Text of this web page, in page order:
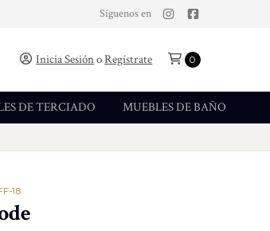
Síguenos en
Inicia SesiónoRegístrate 0
DE TERCIADO MUEBLES DE BAÑO
18